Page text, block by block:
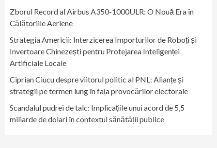
Zborul Record al Airbus A350-1000ULR: O Nouă Era în
Călătoriile Aeriene
Strategia Americii: Interzicerea Importurilor de Roboți și
Invertoare Chinezești pentru Protejarea Inteligenței
Artificiale Locale
Ciprian Ciucu despre viitorul politic al PNL: Alianțe și
strategii pe termen lung în fața provocărilor electorale
Scandalul pudrei de talc: Implicațiile unui acord de 5,5
miliarde de dolari în contextul sănătății publice